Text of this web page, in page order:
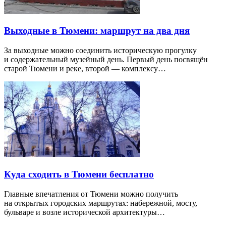
Выходные в Тюмени: маршрут на два дня
За выходные можно соединить историческую прогулку
и содержательный музейный день. Первый день посвящён
старой Тюмени и реке, второй — комплексу…
Куда сходить в Тюмени бесплатно
Главные впечатления от Тюмени можно получить
на открытых городских маршрутах: набережной, мосту,
бульваре и возле исторической архитектуры…